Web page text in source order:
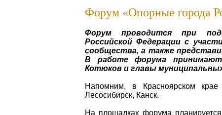
Форум «Опорные города
Форум проводится при
Российской Федерации с
сообщества, а также
В работе форума принимают
Котюков и главы муниципальных
Напомним, в Красноярском
Лесосибирск, Канск.
На площадках форума